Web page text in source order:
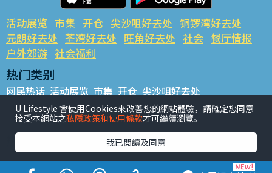
活动展览 市集 开仓 尖沙咀好去处 铜锣湾好去处
元朗好去处 荃湾好去处 旺角好去处 社会 餐厅情报
户外郊游 社会福利
热门类别
网民热话 活动展览 市集 开仓 尖沙咀好去处
铜锣湾好去处 元朗好去处 荃湾好去处 旺角好去处 社会
餐厅情报 户外郊游
热门标签
#UGO揾好去处 #人气活动推介 #美食社群热话
U Lifestyle 會使用Cookies來改善您的網站體驗，請確定您同意
接受本網站之私隱政策和使用條款才可繼續瀏覽。
我已閱讀及同意